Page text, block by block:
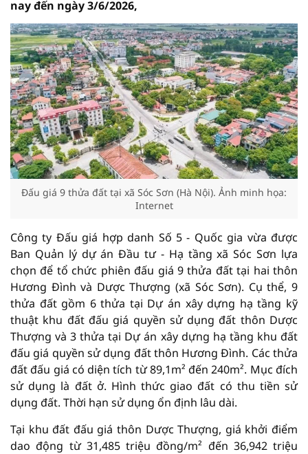
nay đến ngày 3/6/2026,
Đấu giá 9 thửa đất tại xã Sóc Sơn (Hà Nội). Ảnh minh họa:
Internet
Công ty Đấu giá hợp danh Số 5 - Quốc gia vừa được
Ban Quản lý dự án Đầu tư - Hạ tầng xã Sóc Sơn lựa
chọn để tổ chức phiên đấu giá 9 thửa đất tại hai thôn
Hương Đình và Dược Thượng (xã Sóc Sơn). Cụ thể, 9
thửa đất gồm 6 thửa tại Dự án xây dựng hạ tầng kỹ
thuật khu đất đấu giá quyền sử dụng đất thôn Dược
Thượng và 3 thửa tại Dự án xây dựng hạ tầng khu đất
đấu giá quyền sử dụng đất thôn Hương Đình. Các thửa
đất đấu giá có diện tích từ 89,1m² đến 240m². Mục đích
sử dụng là đất ở. Hình thức giao đất có thu tiền sử
dụng đất. Thời hạn sử dụng ổn định lâu dài.
Tại khu đất đấu giá thôn Dược Thượng, giá khởi điểm
dao động từ 31,485 triệu đồng/m² đến 36,942 triệu